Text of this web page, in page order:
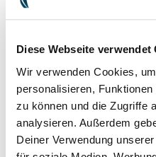
Diese Webseite verwendet
Wir verwenden Cookies,
personalisieren,
zu können und die Zugriffe
analysieren. Außerdem
Deiner Verwendung
PANNO PER LA